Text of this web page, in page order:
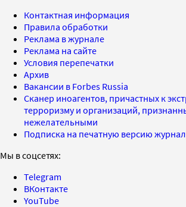
Контактная информация
Правила обработки
Реклама в журнале
Реклама на сайте
Условия перепечатки
Архив
Вакансии в Forbes Russia
Сканер иноагентов, причастных к
терроризму и организаций,
нежелательными
Подписка на печатную версию
Мы в соцсетях:
Telegram
ВКонтакте
YouTube